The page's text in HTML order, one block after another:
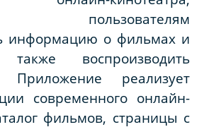
пользователям
информацию о фильмах и
воспроизводить
Приложение реализует
современного онлайн-
фильмов, страницы с